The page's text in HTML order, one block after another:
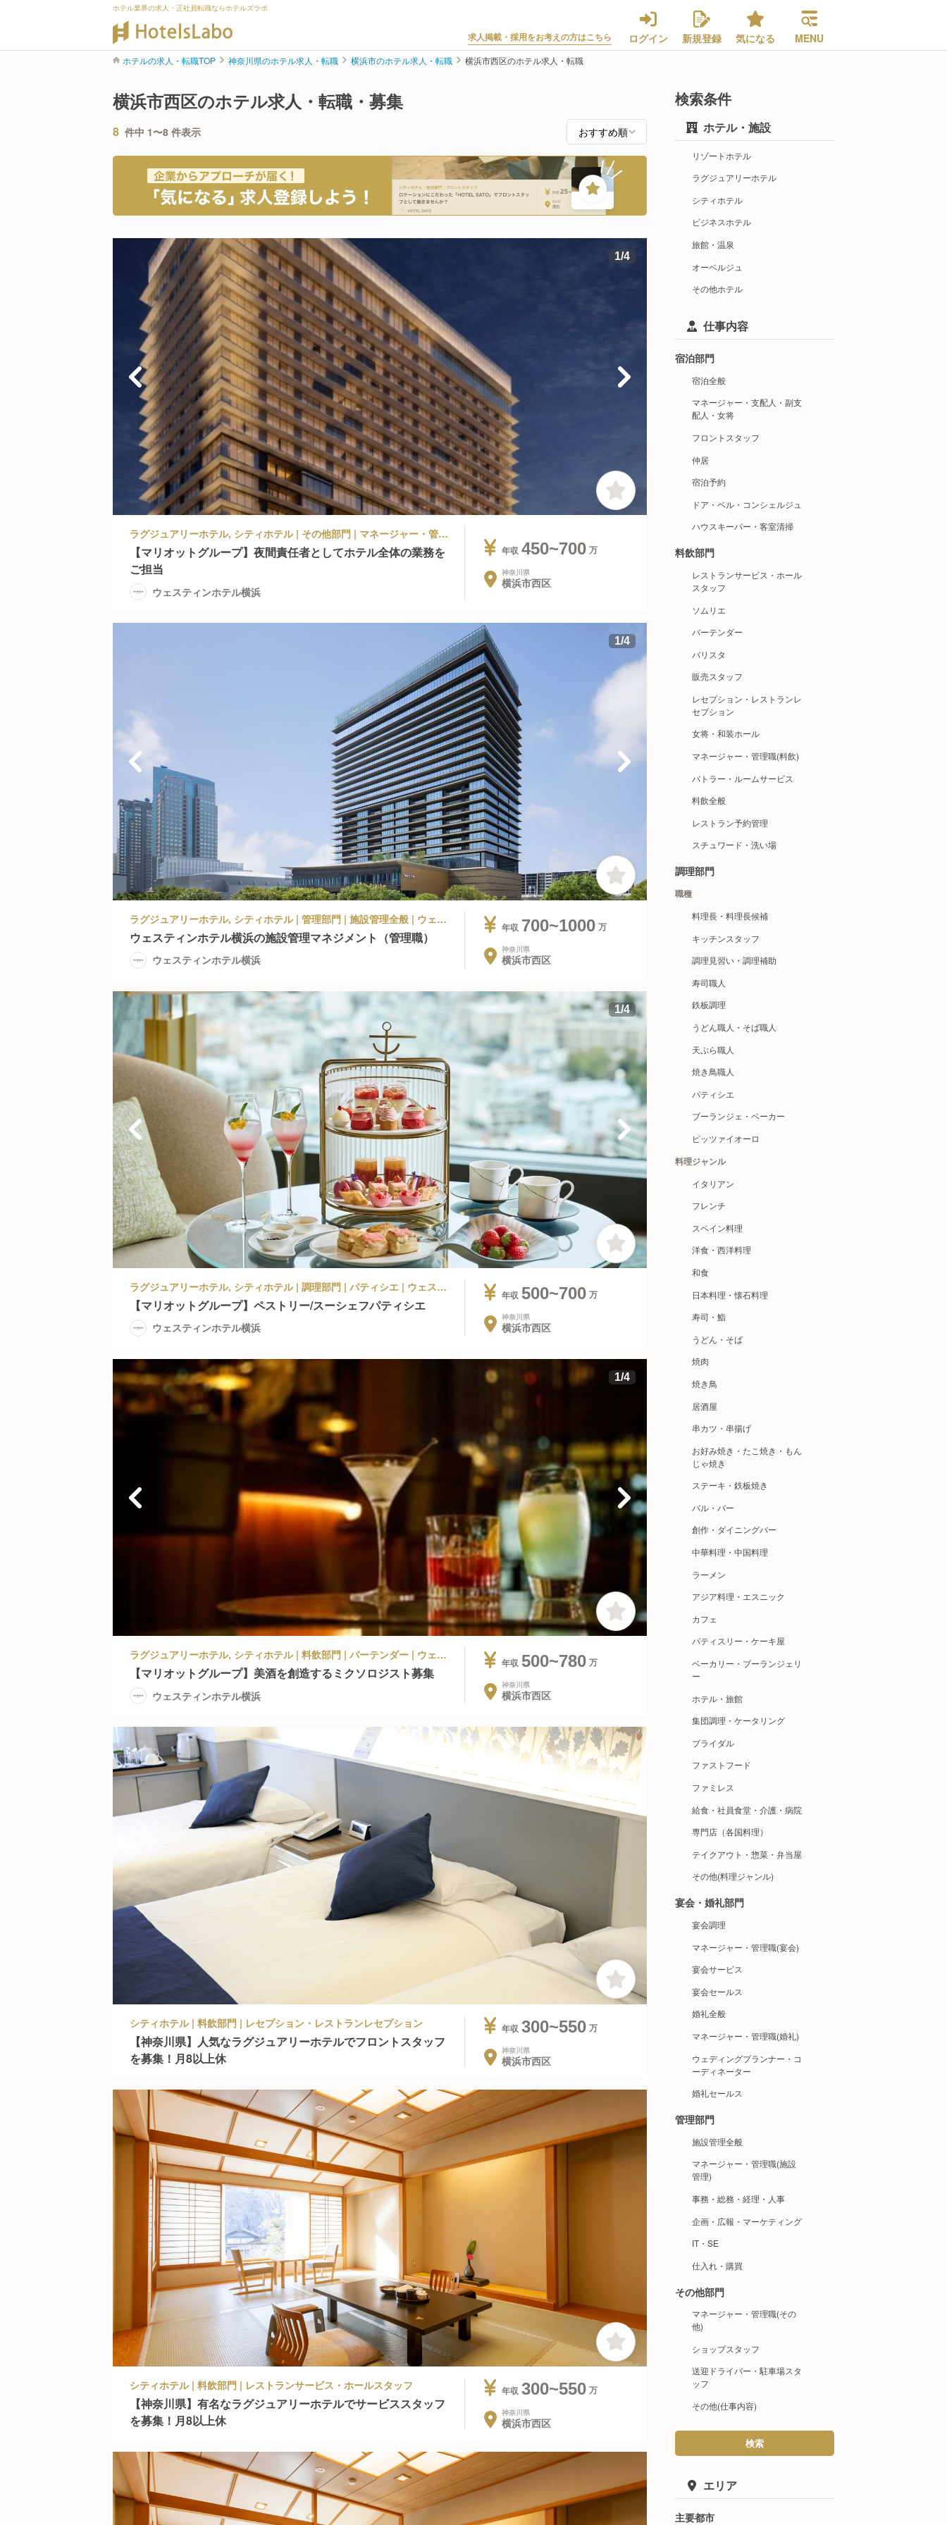
ホテル業界の求人・正社員転職ならホテルズラボ
求人掲載・採用をお考えの方はこちら ログイン 新規登録 気になる MENU
ホテルの求人・転職TOP 神奈川県のホテル求人・転職 横浜市のホテル求人・転職 横浜市西区のホテル求人・転職
横浜市西区のホテル求人・転職・募集
8 件中 1〜8 件表示
1/4
ラグジュアリーホテル, シティホテル | その他部門 | マネージャー・管理職(その他) | ウェスティンホテル横浜
【マリオットグループ】夜間責任者としてホテル全体の業務を
ご担当
ウェスティンホテル横浜
年収 450~700
神奈川県
横浜市西区
1/4
ラグジュアリーホテル, シティホテル | 管理部門 | 施設管理全般 | ウェスティンホテル横浜
ウェスティンホテル横浜の施設管理マネジメント（管理職）
ウェスティンホテル横浜
年収 700~1000
神奈川県
横浜市西区
1/4
ラグジュアリーホテル, シティホテル | 調理部門 | パティシエ | ウェスティンホテル横浜
【マリオットグループ】ペストリー/スーシェフパティシエ
ウェスティンホテル横浜
年収 500~700
神奈川県
横浜市西区
1/4
ラグジュアリーホテル, シティホテル | 料飲部門 | バーテンダー | ウェスティンホテル横浜
【マリオットグループ】美酒を創造するミクソロジスト募集
ウェスティンホテル横浜
年収 500~780
神奈川県
横浜市西区
シティホテル | 料飲部門 | レセプション・レストランレセプション
【神奈川県】人気なラグジュアリーホテルでフロントスタッフ
を募集！月8以上休
年収 300~550
神奈川県
横浜市西区
シティホテル | 料飲部門 | レストランサービス・ホールスタッフ
【神奈川県】有名なラグジュアリーホテルでサービススタッフ
を募集！月8以上休
年収 300~550
神奈川県
横浜市西区
検索条件
ホテル・施設
リゾートホテル
ラグジュアリーホテル
シティホテル
ビジネスホテル
旅館・温泉
オーベルジュ
その他ホテル
仕事内容
宿泊部門
宿泊全般
マネージャー・支配人・副支
配人・女将
フロントスタッフ
仲居
宿泊予約
ドア・ベル・コンシェルジュ
ハウスキーパー・客室清掃
料飲部門
レストランサービス・ホール
スタッフ
ソムリエ
バーテンダー
バリスタ
販売スタッフ
レセプション・レストランレ
セプション
女将・和装ホール
マネージャー・管理職(料飲)
バトラー・ルームサービス
料飲全般
レストラン予約管理
スチュワード・洗い場
調理部門
職種
料理長・料理長候補
キッチンスタッフ
調理見習い・調理補助
寿司職人
鉄板調理
うどん職人・そば職人
天ぷら職人
焼き鳥職人
パティシエ
ブーランジェ・ベーカー
ピッツァイオーロ
料理ジャンル
イタリアン
フレンチ
スペイン料理
洋食・西洋料理
和食
日本料理・懐石料理
寿司・鮨
うどん・そば
焼肉
焼き鳥
居酒屋
串カツ・串揚げ
お好み焼き・たこ焼き・もん
じゃ焼き
ステーキ・鉄板焼き
バル・バー
創作・ダイニングバー
中華料理・中国料理
ラーメン
アジア料理・エスニック
カフェ
パティスリー・ケーキ屋
ベーカリー・ブーランジェリ
ー
ホテル・旅館
集団調理・ケータリング
ブライダル
ファストフード
ファミレス
給食・社員食堂・介護・病院
専門店（各国料理）
テイクアウト・惣菜・弁当屋
その他(料理ジャンル)
宴会・婚礼部門
宴会調理
マネージャー・管理職(宴会)
宴会サービス
宴会セールス
婚礼全般
マネージャー・管理職(婚礼)
ウェディングプランナー・コ
ーディネーター
婚礼セールス
管理部門
施設管理全般
マネージャー・管理職(施設
管理)
事務・総務・経理・人事
企画・広報・マーケティング
IT・SE
仕入れ・購買
その他部門
マネージャー・管理職(その
他)
ショップスタッフ
送迎ドライバー・駐車場スタ
ッフ
その他(仕事内容)
検索
エリア
主要都市